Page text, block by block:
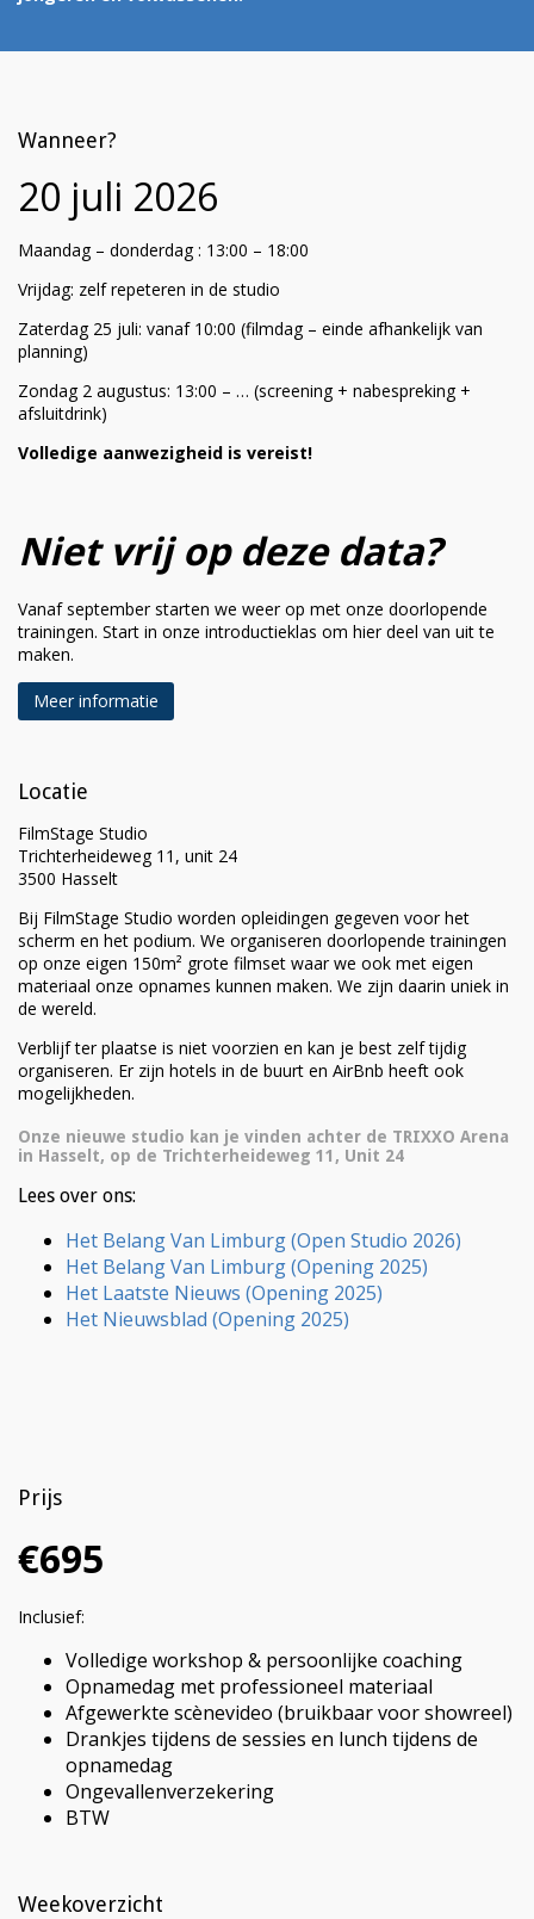
Wanneer?
20 juli 2026
Maandag – donderdag : 13:00 – 18:00
Vrijdag: zelf repeteren in de studio
Zaterdag 25 juli: vanaf 10:00 (filmdag – einde afhankelijk van
planning)
Zondag 2 augustus: 13:00 – … (screening + nabespreking +
afsluitdrink)
Volledige aanwezigheid is vereist!
Niet vrij op deze data?
Vanaf september starten we weer op met onze doorlopende
trainingen. Start in onze introductieklas om hier deel van uit te
maken.
Meer informatie
Locatie
FilmStage Studio
Trichterheideweg 11, unit 24
3500 Hasselt
Bij FilmStage Studio worden opleidingen gegeven voor het
scherm en het podium. We organiseren doorlopende trainingen
op onze eigen 150m² grote filmset waar we ook met eigen
materiaal onze opnames kunnen maken. We zijn daarin uniek in
de wereld.
Verblijf ter plaatse is niet voorzien en kan je best zelf tijdig
organiseren. Er zijn hotels in de buurt en AirBnb heeft ook
mogelijkheden.
Onze nieuwe studio kan je vinden achter de TRIXXO Arena
in Hasselt, op de Trichterheideweg 11, Unit 24
Lees over ons:
Het Belang Van Limburg (Open Studio 2026)
Het Belang Van Limburg(Opening 2025)
Het Laatste Nieuws (Opening 2025)
Het Nieuwsblad (Opening 2025)
Prijs
€695
Inclusief:
Volledige workshop & persoonlijke coaching
Opnamedag met professioneel materiaal
Afgewerkte scènevideo (bruikbaar voor showreel)
Drankjes tijdens de sessies en lunch tijdens de
opnamedag
Ongevallenverzekering
BTW
Weekoverzicht